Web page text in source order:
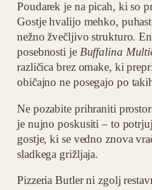
Poudarek je na picah, ki so
Gostje hvalijo mehko,
nežno žvečljivo strukturo.
posebnosti je Buffalina
različica brez omake, ki
običajno ne posegajo po
Ne pozabite prihraniti
je nujno poskusiti – to
gostje, ki se vedno znova
sladkega grižljaja.
Pizzeria Butler ni zgolj